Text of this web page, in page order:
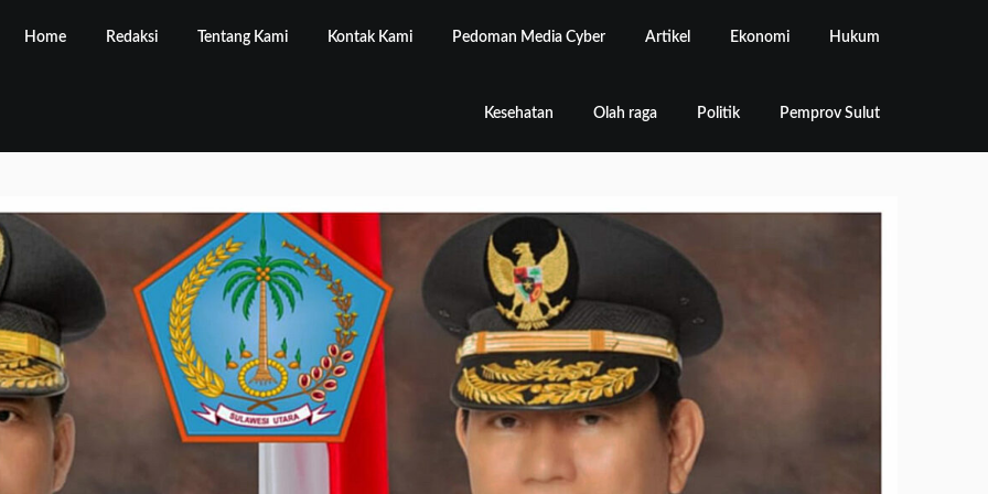
Home Redaksi Tentang Kami Kontak Kami Pedoman Media Cyber Artikel Ekonomi Hukum
Kesehatan Olah raga Politik Pemprov Sulut